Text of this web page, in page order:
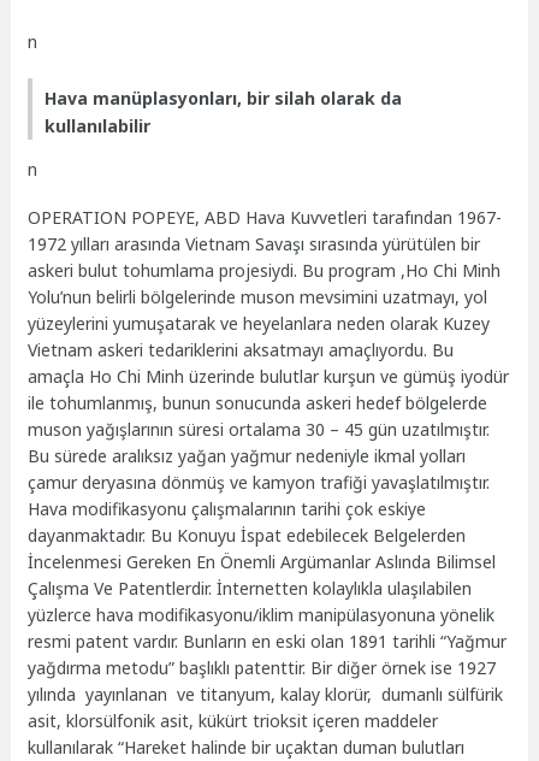
n
Hava manüplasyonları, bir silah olarak da
kullanılabilir
n
OPERATION POPEYE, ABD Hava Kuvvetleri tarafından 1967-
1972 yılları arasında Vietnam Savaşı sırasında yürütülen bir
askeri bulut tohumlama projesiydi. Bu program ,Ho Chi Minh
Yolu’nun belirli bölgelerinde muson mevsimini uzatmayı, yol
yüzeylerini yumuşatarak ve heyelanlara neden olarak Kuzey
Vietnam askeri tedariklerini aksatmayı amaçlıyordu. Bu
amaçla Ho Chi Minh üzerinde bulutlar kurşun ve gümüş iyodür
ile tohumlanmış, bunun sonucunda askeri hedef bölgelerde
muson yağışlarının süresi ortalama 30 – 45 gün uzatılmıştır.
Bu sürede aralıksız yağan yağmur nedeniyle ikmal yolları
çamur deryasına dönmüş ve kamyon trafiği yavaşlatılmıştır.
Hava modifikasyonu çalışmalarının tarihi çok eskiye
dayanmaktadır. Bu Konuyu İspat edebilecek Belgelerden
İncelenmesi Gereken En Önemli Argümanlar Aslında Bilimsel
Çalışma Ve Patentlerdir. İnternetten kolaylıkla ulaşılabilen
yüzlerce hava modifikasyonu/iklim manipülasyonuna yönelik
resmi patent vardır. Bunların en eski olan 1891 tarihli “Yağmur
yağdırma metodu” başlıklı patenttir. Bir diğer örnek ise 1927
yılında yayınlanan ve titanyum, kalay klorür, dumanlı sülfürik
asit, klorsülfonik asit, kükürt trioksit içeren maddeler
kullanılarak “Hareket halinde bir uçaktan duman bulutları